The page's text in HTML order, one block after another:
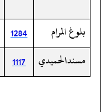
بلوغ المرام
1284
مسندالحميدي
1117